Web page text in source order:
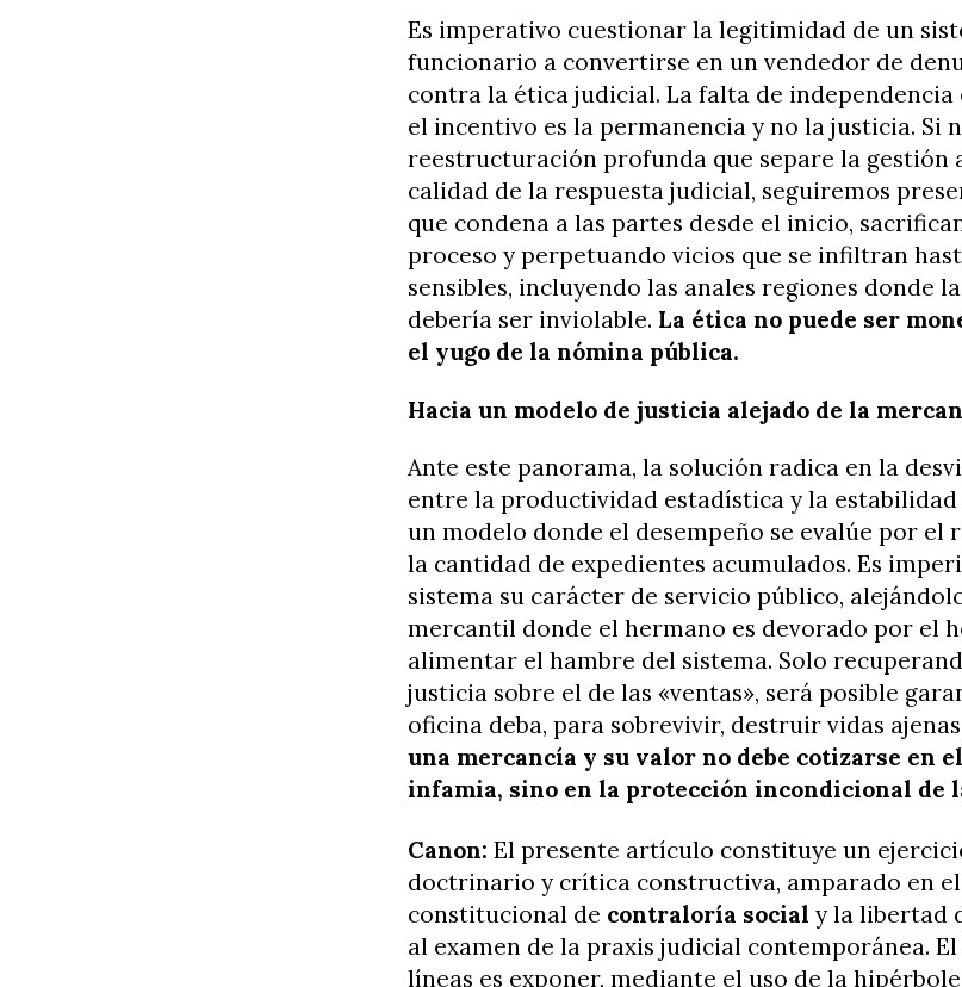
Es imperativo cuestionar la legitimidad de un
funcionario a convertirse en un vendedor de
contra la ética judicial. La falta de independencia
el incentivo es la permanencia y no la justicia. Si
reestructuración profunda que separe la gestión
calidad de la respuesta judicial, seguiremos
que condena a las partes desde el inicio,
proceso y perpetuando vicios que se infiltran
sensibles, incluyendo las anales regiones donde
debería ser inviolable. La ética no puede ser
el yugo de la nómina pública.
Hacia un modelo de justicia alejado de la
Ante este panorama, la solución radica en la
entre la productividad estadística y la estabilidad
un modelo donde el desempeño se evalúe por
la cantidad de expedientes acumulados. Es
sistema su carácter de servicio público,
mercantil donde el hermano es devorado por el
alimentar el hambre del sistema. Solo
justicia sobre el de las «ventas», será posible
oficina deba, para sobrevivir, destruir vidas
una mercancía y su valor no debe cotizarse en
infamia, sino en la protección incondicional de
Canon: El presente artículo constituye un
doctrinario y crítica constructiva, amparado en
constitucional de contraloría social y la libertad
al examen de la praxis judicial contemporánea.
líneas es exponer, mediante el uso de la